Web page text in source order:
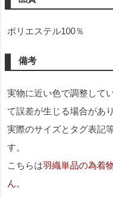
ポリエステル100％
備考
実物に近い色で調整して
て誤差が生じる場合があ
実際のサイズとタグ表記
す。
こちらは羽織単品の為着
ん。